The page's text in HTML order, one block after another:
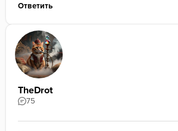
Ответить
TheDrot
75